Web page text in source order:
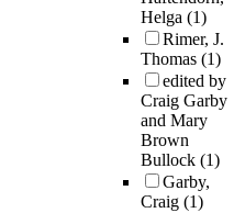
Helga (1)
Rimer, J.
Thomas (1)
edited by
Craig Garby
and Mary
Brown
Bullock (1)
Garby,
Craig (1)